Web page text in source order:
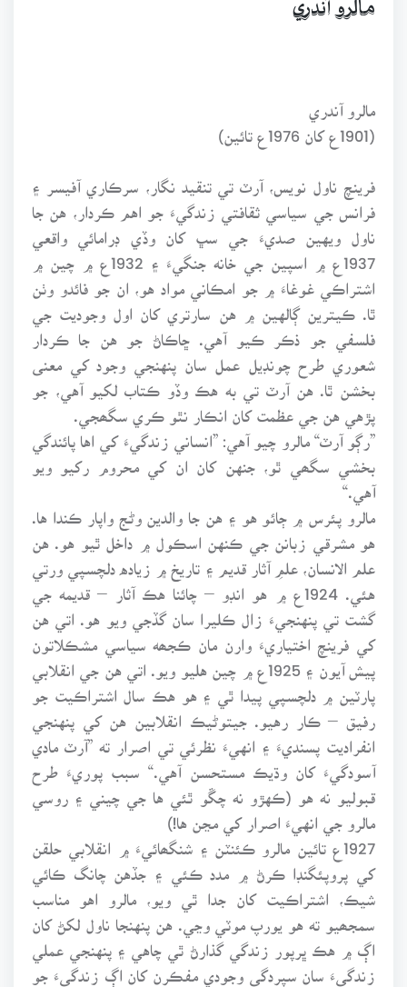
مالرو آندري
مالرو آندري
(1901ع کان 1976ع تائين)
فرينچ ناول نويس، آرٽ تي تنقيد نگار، سرڪاري آفيسر ۽
فرانس جي سياسي ثقافتي زندگيءَ جو اهم ڪردار، هن جا
ناول ويهين صديءَ جي سڀ کان وڏي ڊرامائي واقعي
اشتراڪي غوغاءَ ۾ جو امڪاني مواد هو، ان جو فائدو وٺن
ٿا. ڪيترين ڳالهين ۾ هن سارتري کان اول وجوديت جي
فلسفي جو ذڪر ڪيو آهي. ڇاڪاڻ جو هن جا ڪردار
شعوري طرح چونڊيل عمل سان پنهنجي وجود کي معنى
بخشن ٿا. هن آرٽ تي به هڪ وڏو ڪتاب لکيو آهي، جو
پڙهي هن جي عظمت کان انڪار نٿو ڪري سگھجي.
”رڳو آرٽ“ مالرو چيو آهي: ”انساني زندگيءَ کي اها پائندگي
بخشي سگھي ٿو، جنهن کان ان کي محروم رکيو ويو
آهي.“
مالرو پئرس ۾ ڄائو هو ۽ هن جا والدين وڻج واپار ڪندا ها.
هو مشرقي زبانن جي ڪنهن اسڪول ۾ داخل ٿيو هو. هن
علم الانسان، علمِ آثار قديم ۽ تاريخ ۾ زياده دلچسپي ورتي
هئي. 1924ع ۾ هو انڊو – چائنا هڪ آثار – قديمه جي
گشت تي پنهنجيءَ زال ڪليرا سان گڏجي ويو هو. اتي هن
کي فرينچ اختياريءَ وارن مان ڪجھه سياسي مشڪلاتون
پيش آيون ۽ 1925ع ۾ چين هليو ويو. اتي هن جي انقلابي
پارٽين ۾ دلچسپي پيدا ٿي ۽ هو هڪ سال اشتراڪيت جو
رفيق – ڪار رهيو. جيتوڻيڪ انقلابين هن کي پنهنجي
انفراديت پسنديءَ ۽ انهيءَ نظرئي تي اصرار ته ”آرٽ مادي
آسودگيءَ کان وڌيڪ مستحسن آهي.“ سبب پوريءَ طرح
قبوليو نه هو (ڪهڙو نه چڱو ٿئي ها جي چيني ۽ روسي
مالرو جي انهيءَ اصرار کي مڃن ها!)
1927ع تائين مالرو ڪئنٽن ۽ شنگھائيءَ ۾ انقلابي حلقن
کي پروپئگنڊا ڪرڻ ۾ مدد ڪئي ۽ جڏهن چانگ ڪائي
شيڪ، اشتراڪيت کان جدا ٿي ويو، مالرو اهو مناسب
سمجھيو ته هو يورپ موٽي وڃي. هن پنهنجا ناول لکڻ کان
اڳ ۾ هڪ ڀرپور زندگي گذارڻ ٿي چاهي ۽ پنهنجي عملي
زندگيءَ سان سپردگي وجودي مفڪرن کان اڳ زندگيءَ جو